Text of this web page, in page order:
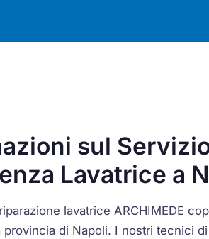
sul
Lavatrice a
lavatrice ARCHIMEDE
provincia di Napoli. I nostri tecnici